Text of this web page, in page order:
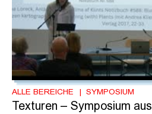
ALLE BEREICHE SYMPOSIUM
Texturen – Symposium aus